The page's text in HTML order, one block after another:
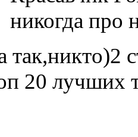
никогда про
так,никто)2
20 лучших